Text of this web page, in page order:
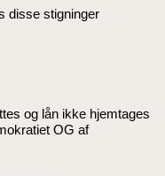
disse stigninger
og lån ikke hjemtages
OG af